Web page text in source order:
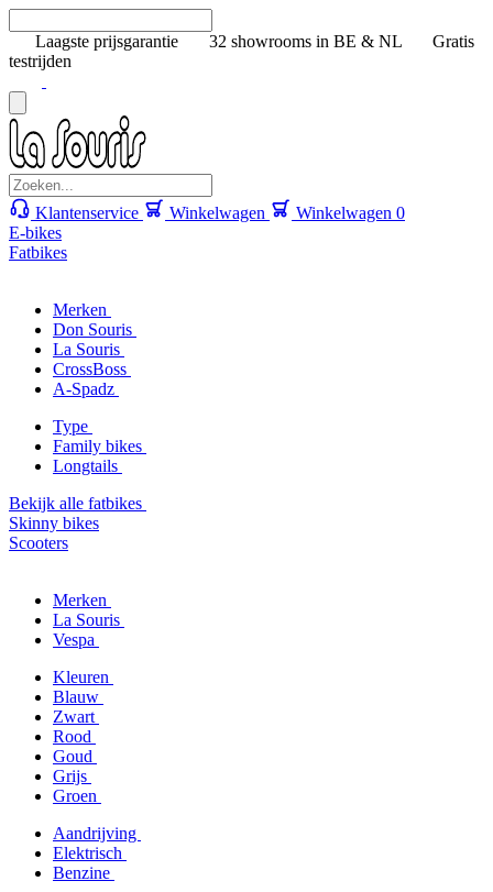
Laagste prijsgarantie 32 showrooms in BE & NL
Gratis
testrijden
Klantenservice Winkelwagen Winkelwagen 0
E-bikes
Fatbikes
Merken
Don Souris
La Souris
CrossBoss
A-Spadz
Type
Family bikes
Longtails
Bekijk alle fatbikes
Skinny bikes
Scooters
Merken
La Souris
Vespa
Kleuren
Blauw
Zwart
Rood
Goud
Grijs
Groen
Aandrijving
Elektrisch
Benzine